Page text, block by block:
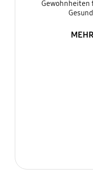
Gewohnheiten